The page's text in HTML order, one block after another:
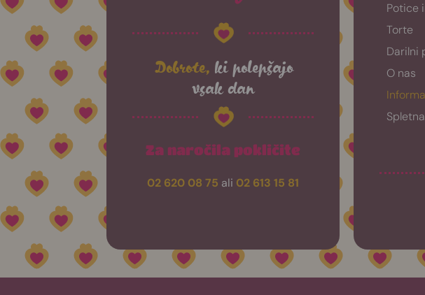
Dobrote,ki polepšajo
vsak dan
02 620 08 75 ali 02 613 15 81
Za naročila pokličite
Potice
Torte
Darilni
O nas